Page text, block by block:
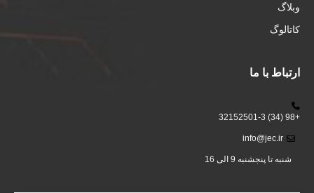
وبلاگ
کاتالوگ
ارتباط با ما
+98 (34) 32152501-3
info@jec.ir
شنبه تا پنجشنبه 9 الی 16